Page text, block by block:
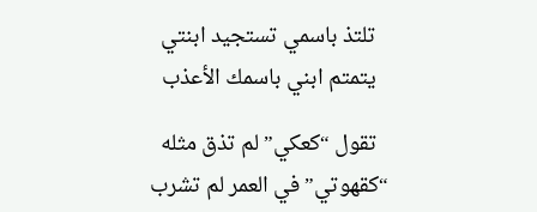
تلتذ باسمي تستجيد ابنتي
يتمتم ابني باسمك الأعذب
تقول “كعكي” لم تذق مثله
“كقهوتي” في العمر لم تشرب